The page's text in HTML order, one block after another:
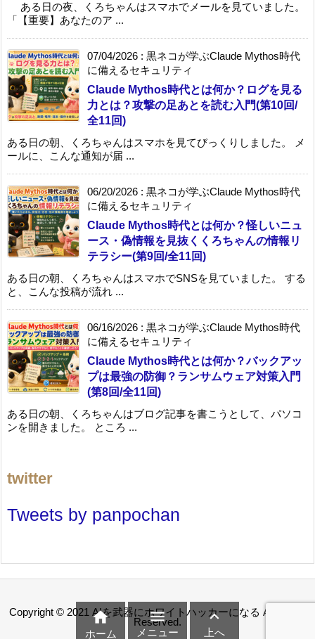
ある日の夜、くろちゃんはスマホでメールを見ていました。
「【重要】あなたのア ...
07/04/2026 : 黒ネコが学ぶClaude Mythos時代
に備えるセキュリティ
Claude Mythos時代とは何か？ログを見る
力とは？攻撃の足あとを読む入門(第10回/
全11回)
ある日の朝、くろちゃんはスマホを見てびっくりしました。 メ
ールに、こんな通知が届 ...
06/20/2026 : 黒ネコが学ぶClaude Mythos時代
に備えるセキュリティ
Claude Mythos時代とは何か？怪しいニュ
ース・偽情報を見抜くくろちゃんの情報リ
テラシー(第9回/全11回)
ある日の朝、くろちゃんはスマホでSNSを見ていました。 する
と、こんな投稿が流れ ...
06/16/2026 : 黒ネコが学ぶClaude Mythos時代
に備えるセキュリティ
Claude Mythos時代とは何か？バックアッ
プは最強の防御？ランサムウェア対策入門
(第8回/全11回)
ある日の朝、くろちゃんはブログ記事を書こうとして、パソコ
ンを開きました。 ところ ...
twitter
Tweets by panpochan
Copyright © 2021 AIを武器にホワイトハッカーになる All Rights
Reserved.

ホーム

メニュー

上へ